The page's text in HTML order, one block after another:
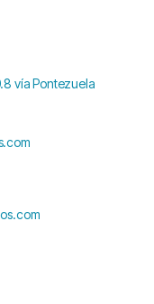
vía Pontezuela